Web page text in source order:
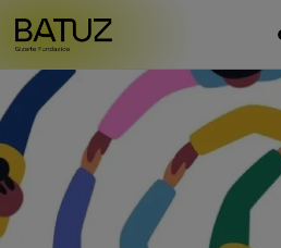
Fundación
Historia
Misión, Visión, Principios
Organización
Portal de transparencia